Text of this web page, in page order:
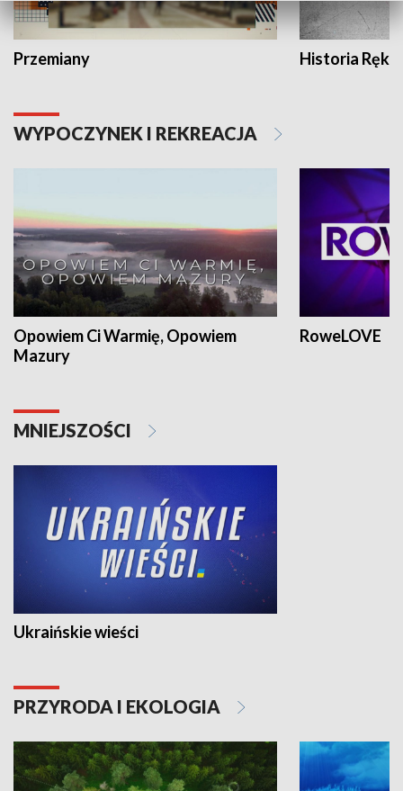
Przemiany Historia Ręką
WYPOCZYNEK I REKREACJA
Opowiem Ci Warmię, Opowiem
Mazury
RoweLOVE
MNIEJSZOŚCI
Ukraińskie wieści
PRZYRODA I EKOLOGIA